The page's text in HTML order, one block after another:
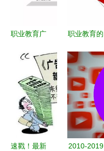
职业教育广
动态商品广
告实现突出
重围？以企
业管理咨询
服务为例
职业教育的
动态商品广
告是如何改
变培训机构
获客模式
的？
速戳！最新
2010-2019